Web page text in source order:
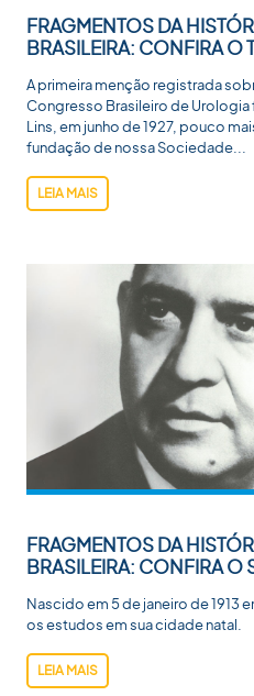
FRAGMENTOS DA
BRASILEIRA: CONFIRA O
A primeira menção registrada
Congresso Brasileiro de
Lins, em junho de 1927, pouco
fundação de nossa Sociedade...
LEIA MAIS
FRAGMENTOS DA
BRASILEIRA: CONFIRA
Nascido em 5 de janeiro de 1913
os estudos em sua cidade natal.
LEIA MAIS